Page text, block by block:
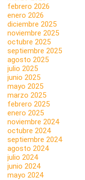
febrero 2026
enero 2026
diciembre 2025
noviembre 2025
octubre 2025
septiembre 2025
agosto 2025
julio 2025
junio 2025
mayo 2025
marzo 2025
febrero 2025
enero 2025
noviembre 2024
octubre 2024
septiembre 2024
agosto 2024
julio 2024
junio 2024
mayo 2024